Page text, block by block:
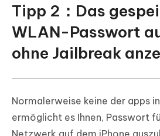
Tipp 2：Das
WLAN-Passwort
ohne Jailbreak
Normalerweise keine der apps
ermöglicht es Ihnen, Passwort
Netzwerk auf dem iPhone